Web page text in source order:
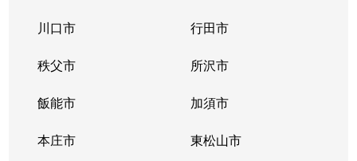
川口市 行田市
秩父市 所沢市
飯能市 加須市
本庄市 東松山市